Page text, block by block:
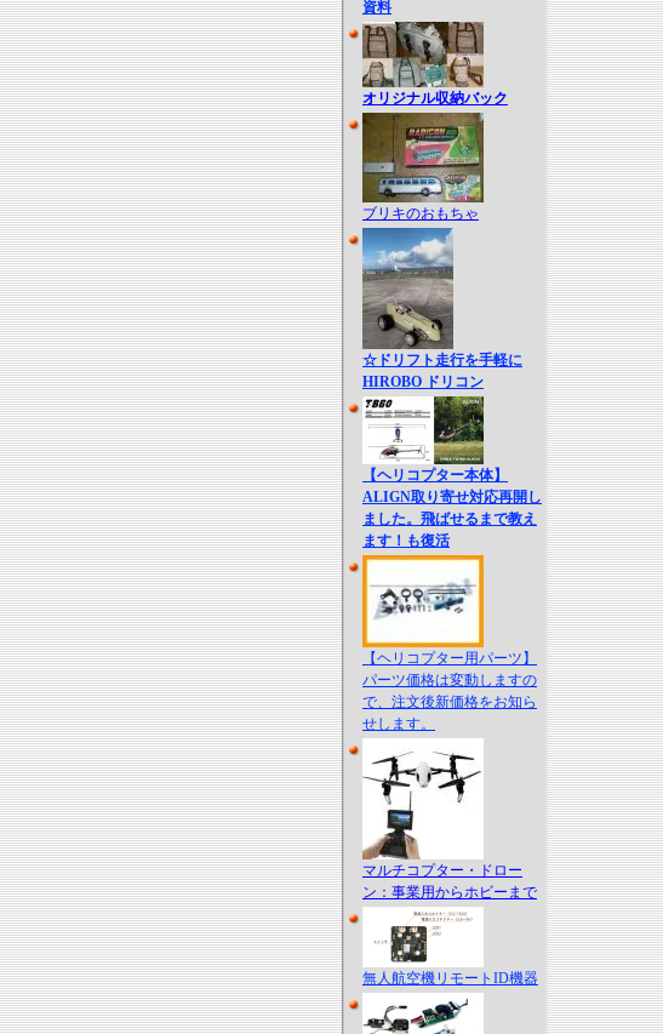
資料
オリジナル収納バック
ブリキのおもちゃ
☆ドリフト走行を手軽に
HIROBO ドリコン
【ヘリコプター本体】
ALIGN取り寄せ対応再開し
ました。飛ばせるまで教え
ます！も復活
【ヘリコプター用パーツ】
パーツ価格は変動しますの
で、注文後新価格をお知ら
せします。
マルチコプター・ドロー
ン：事業用からホビーまで
無人航空機リモートID機器